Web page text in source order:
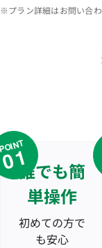
※プラン詳細はお問い合
誰でも簡
単操作
初めての方で
も安心